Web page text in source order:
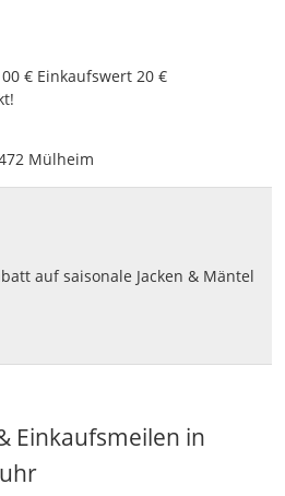
€ Einkaufswert 20 €
Mülheim
auf saisonale Jacken & Mäntel
Einkaufsmeilen in